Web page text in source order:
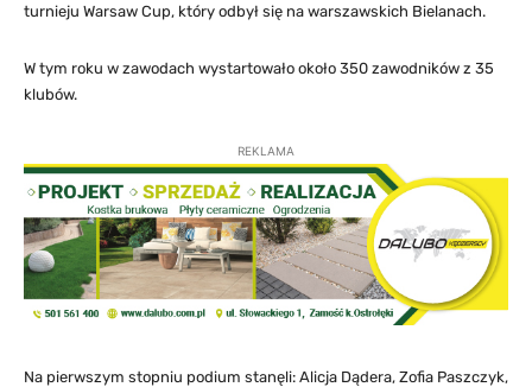
turnieju Warsaw Cup, który odbył się na warszawskich Bielanach.
W tym roku w zawodach wystartowało około 350 zawodników z 35
klubów.
REKLAMA
Na pierwszym stopniu podium stanęli: Alicja Dądera, Zofia Paszczyk,